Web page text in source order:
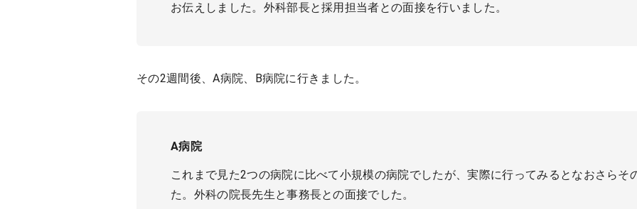
お伝えしました。外科部長と採用担当者との面接を行いました。
その2週間後、A病院、B病院に行きました。
A病院
これまで見た2つの病院に比べて小規模の病院でしたが、実際に行ってみるとなおさらそ
た。外科の院長先生と事務長との面接でした。